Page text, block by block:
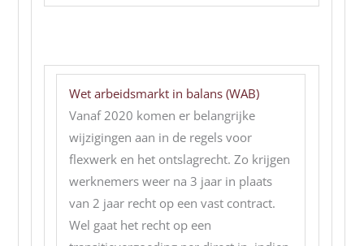
Wet arbeidsmarkt in balans (WAB)
Vanaf 2020 komen er belangrijke
wijzigingen aan in de regels voor
flexwerk en het ontslagrecht. Zo krijgen
werknemers weer na 3 jaar in plaats
van 2 jaar recht op een vast contract.
Wel gaat het recht op een